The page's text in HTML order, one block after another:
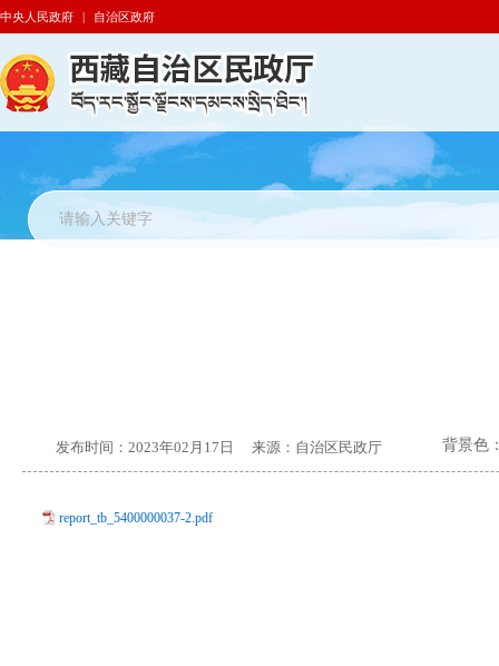
中央人民政府 | 自治区政府
发布时间： 2023年02月17日 来源： 自治区民政厅 背景色
report_tb_5400000037-2.pdf